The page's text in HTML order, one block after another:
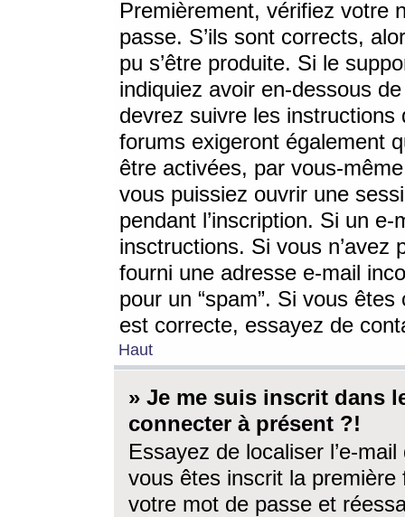
Premièrement, vérifiez votre
passe. S’ils sont corrects,
pu s’être produite. Si le
indiquiez avoir en-dessous
devrez suivre les
forums exigeront également
être activées, par vous-
vous puissiez ouvrir une
pendant l’inscription. Si un
insctructions. Si vous n’avez
fourni une adresse e-mail
pour un “spam”. Si vous
est correcte, essayez de
Haut
» Je me suis inscrit dans
connecter à présent ?!
Essayez de localiser l’e-
vous êtes inscrit la première
votre mot de passe et